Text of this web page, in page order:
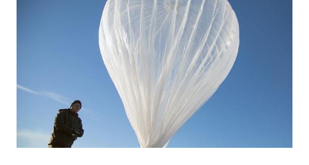
रुपमा सेयर गर्न सकिने भएकोछ । केही समय पहिले गुगलले
गुगलप्लसलाई तपाई हाम्रो "आइडेन्टिटी" को रुपमा विकास गर्ने लक्ष्य
रहेको बताएको थियो । के थाहा अबको केही वर्षपछि हामी ट्विटर र
फेसबुकको युजरनेम भन्दा पनि गुगलको युजरनेम धेरै सेयर गर्छौ होला,
आफ्नो बिजनेस कार्डको रुपमा। तर गुगलप्लसमा युजरनेम बनाउन भने
निम्न कुराहरु पुरा भएको हुनुपर्छ । १) फ्रोफाइलमा फोटो भएको हुनुपर्ने २)
कम्तिमा १० जना साथीहरुले फलो गरेको हुनुपर्ने ३) एकाउन्ट कम्तिमा ३०